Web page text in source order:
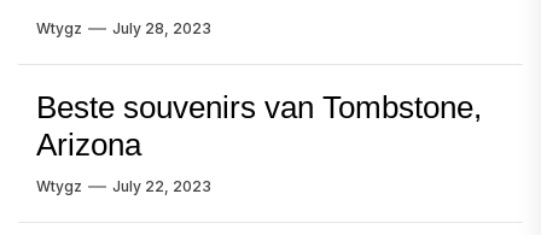
Wtygz July 28, 2023
Beste souvenirs van Tombstone,
Arizona
Wtygz July 22, 2023